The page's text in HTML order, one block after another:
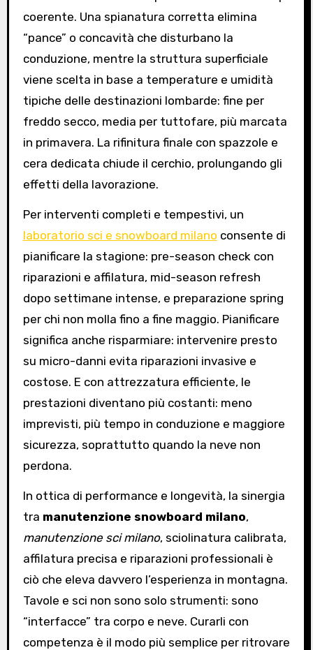
coerente. Una spianatura corretta elimina
“pance” o concavità che disturbano la
conduzione, mentre la struttura superficiale
viene scelta in base a temperature e umidità
tipiche delle destinazioni lombarde: fine per
freddo secco, media per tuttofare, più marcata
in primavera. La rifinitura finale con spazzole e
cera dedicata chiude il cerchio, prolungando gli
effetti della lavorazione.
Per interventi completi e tempestivi, un
laboratorio sci e snowboard milano consente di
pianificare la stagione: pre-season check con
riparazioni e affilatura, mid-season refresh
dopo settimane intense, e preparazione spring
per chi non molla fino a fine maggio. Pianificare
significa anche risparmiare: intervenire presto
su micro-danni evita riparazioni invasive e
costose. E con attrezzatura efficiente, le
prestazioni diventano più costanti: meno
imprevisti, più tempo in conduzione e maggiore
sicurezza, soprattutto quando la neve non
perdona.
In ottica di performance e longevità, la sinergia
tra manutenzione snowboard milano,
manutenzione sci milano, sciolinatura calibrata,
affilatura precisa e riparazioni professionali è
ciò che eleva davvero l’esperienza in montagna.
Tavole e sci non sono solo strumenti: sono
“interfacce” tra corpo e neve. Curarli con
competenza è il modo più semplice per ritrovare